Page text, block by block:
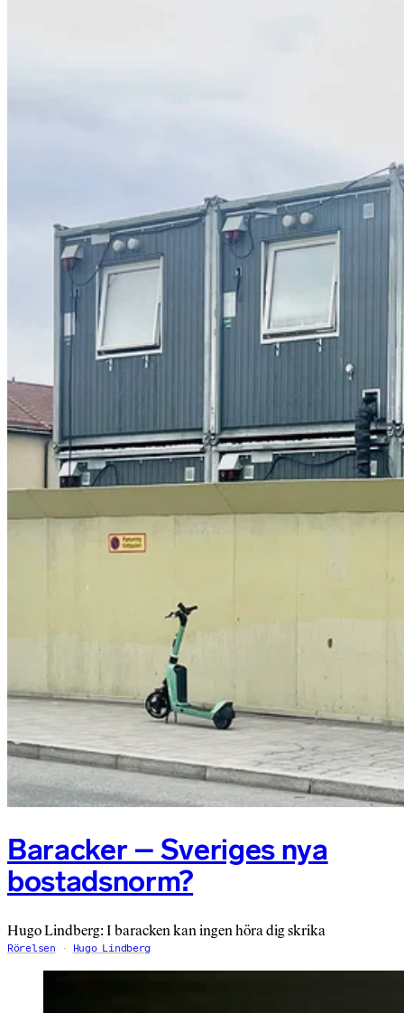
Baracker – Sveriges nya
bostadsnorm?
Hugo Lindberg: I baracken kan ingen höra dig skrika
Rörelsen Hugo Lindberg